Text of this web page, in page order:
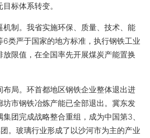
标体系转变。
制。我省实施环保、质量、技术、能
6类严于国家的地方标准，执行钢铁工业
放限值，在全国率先开展煤炭产能置换
局。环首都地区钢铁企业整体退出进
坊市钢铁冶炼产能已全部退出。冀东发
团完成战略整合重组，成为中国第3、
。玻璃行业形成了以沙河市为主的产业